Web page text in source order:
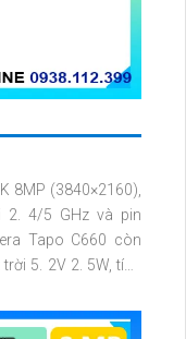
8MP (3840×2160),
2. 4/5 GHz và pin
Tapo C660 còn
5. 2V 2. 5W, tích